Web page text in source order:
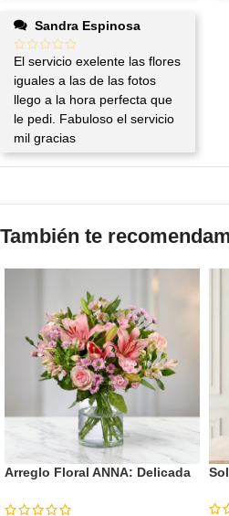
Sandra Espinosa
El servicio exelente las flores
iguales a las de las fotos
llego a la hora perfecta que
le pedi. Fabuloso el servicio
mil gracias
También te
Arreglo Floral ANNA: Delicada